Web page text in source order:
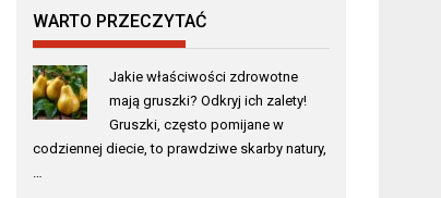
WARTO PRZECZYTAĆ
Jakie właściwości zdrowotne
mają gruszki? Odkryj ich zalety!
Gruszki, często pomijane w
codziennej diecie, to prawdziwe skarby natury,
…